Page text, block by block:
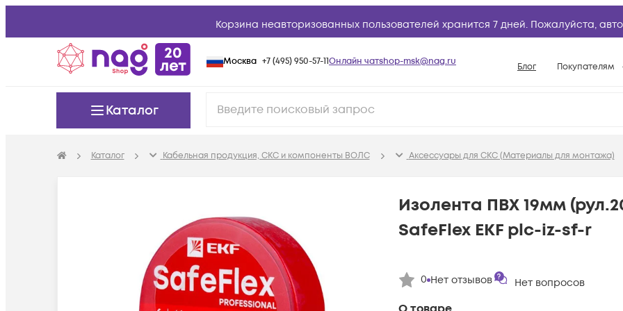
Корзина неавторизованных пользователей хранится 7 дней. Пожалуйста,
Москва +7 (495) 950-57-11Онлайн чатshop-msk@nag.ru Блог Покупателям
Условия
Возврат
Вопросы и
Конфигураторы
Каталог
Каталог Кабельная продукция, СКС и компоненты ВОЛС Аксессуары для СКС (Материалы для монтажа)
Изолента ПВХ 19мм
SafeFlex EKF plc-iz-sf-r
0 Нет отзывов Нет вопросов